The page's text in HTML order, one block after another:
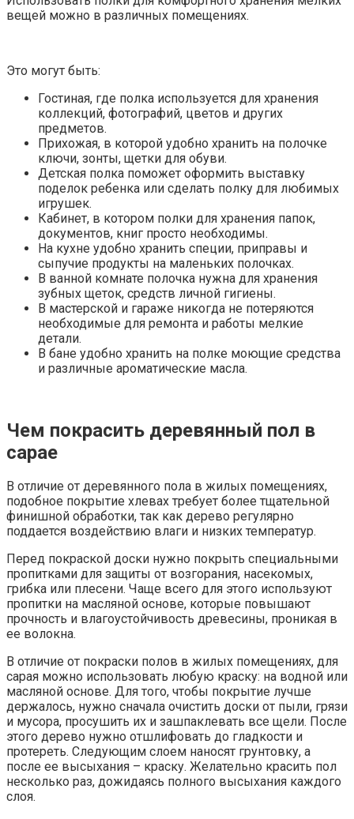
вещей можно в различных помещениях.
Это могут быть:
Гостиная, где полка используется для хранения
коллекций, фотографий, цветов и других
предметов.
Прихожая, в которой удобно хранить на полочке
ключи, зонты, щетки для обуви.
Детская полка поможет оформить выставку
поделок ребенка или сделать полку для любимых
игрушек.
Кабинет, в котором полки для хранения папок,
документов, книг просто необходимы.
На кухне удобно хранить специи, приправы и
сыпучие продукты на маленьких полочках.
В ванной комнате полочка нужна для хранения
зубных щеток, средств личной гигиены.
В мастерской и гараже никогда не потеряются
необходимые для ремонта и работы мелкие
детали.
В бане удобно хранить на полке моющие средства
и различные ароматические масла.
Чем покрасить деревянный пол в
сарае
В отличие от деревянного пола в жилых помещениях,
подобное покрытие хлевах требует более тщательной
финишной обработки, так как дерево регулярно
поддается воздействию влаги и низких температур.
Перед покраской доски нужно покрыть специальными
пропитками для защиты от возгорания, насекомых,
грибка или плесени. Чаще всего для этого используют
пропитки на масляной основе, которые повышают
прочность и влагоустойчивость древесины, проникая в
ее волокна.
В отличие от покраски полов в жилых помещениях, для
сарая можно использовать любую краску: на водной или
масляной основе. Для того, чтобы покрытие лучше
держалось, нужно сначала очистить доски от пыли, грязи
и мусора, просушить их и зашпаклевать все щели. После
этого дерево нужно отшлифовать до гладкости и
протереть. Следующим слоем наносят грунтовку, а
после ее высыхания – краску. Желательно красить пол
несколько раз, дожидаясь полного высыхания каждого
слоя.